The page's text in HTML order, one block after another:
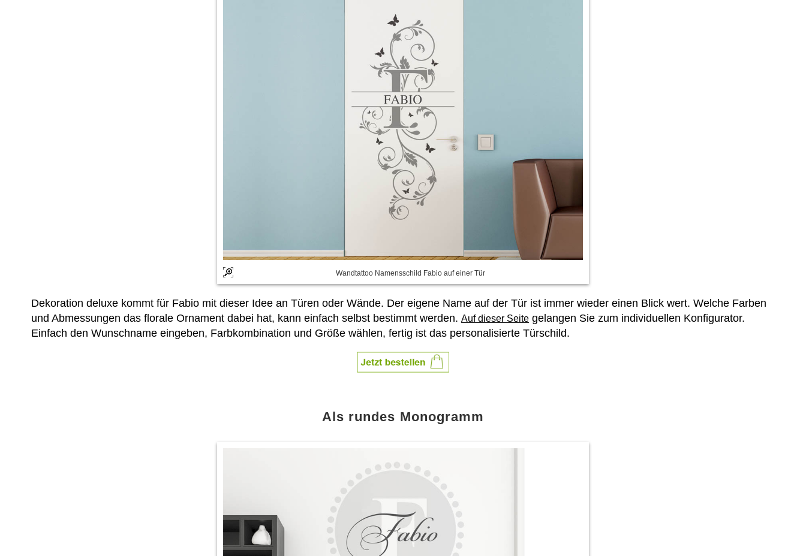
Wandtattoo Namensschild Fabio auf einer Tür
Dekoration deluxe kommt für Fabio mit dieser Idee an Türen oder Wände. Der eigene Name auf der Tür ist immer wieder einen Blick wert. Welche Farben
und Abmessungen das florale Ornament dabei hat, kann einfach selbst bestimmt werden. Auf dieser Seite gelangen Sie zum individuellen Konfigurator.
Einfach den Wunschname eingeben, Farbkombination und Größe wählen, fertig ist das personalisierte Türschild.
Als rundes Monogramm